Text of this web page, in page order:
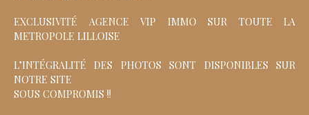
EXCLUSIVITÉ AGENCE VIP IMMO SUR TOUTE LA
METROPOLE LILLOISE
L’INTÉGRALITÉ DES PHOTOS SONT DISPONIBLES SUR
NOTRE SITE
SOUS COMPROMIS !!